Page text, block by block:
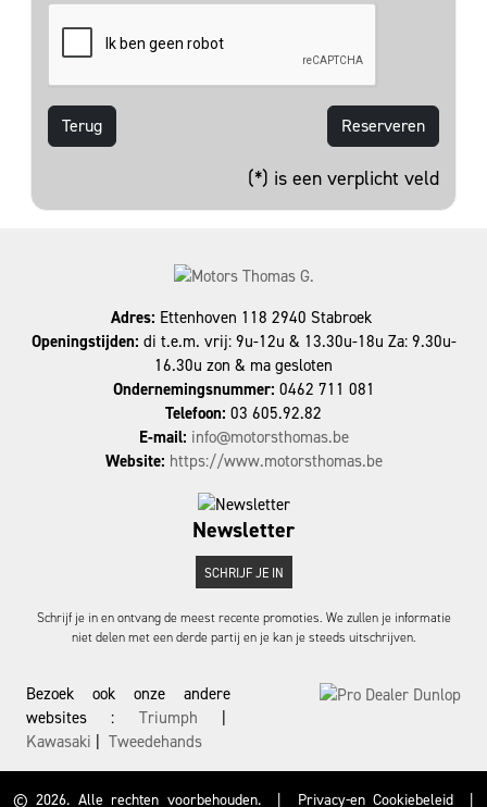
Terug
(*) is een verplicht veld
Adres: Ettenhoven 118 2940 Stabroek
Openingstijden: di t.e.m. vrij: 9u-12u & 13.30u-18u Za: 9.30u-
16.30u zon & ma gesloten
Ondernemingsnummer: 0462 711 081
Telefoon: 03 605.92.82
E-mail: info@motorsthomas.be
Website: https://www.motorsthomas.be
Newsletter
SCHRIJF JE IN
Schrijf je in en ontvang de meest recente promoties. We zullen je informatie
niet delen met een derde partij en je kan je steeds uitschrijven.
Bezoek ook onze andere
websites : Triumph |
Kawasaki | Tweedehands
© 2026. Alle rechten voorbehouden. | Privacy-en Cookiebeleid |